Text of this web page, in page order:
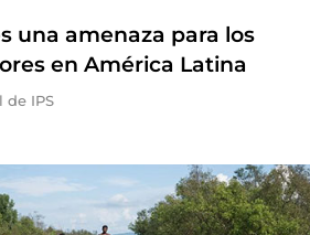
una amenaza para los
en América Latina
de IPS